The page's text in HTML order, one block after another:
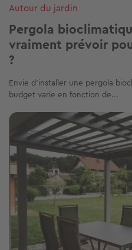
Autour du jardin
Pergola
vraiment prévoir
?
Envie d’installer une pergola
budget varie en fonction de...
Image